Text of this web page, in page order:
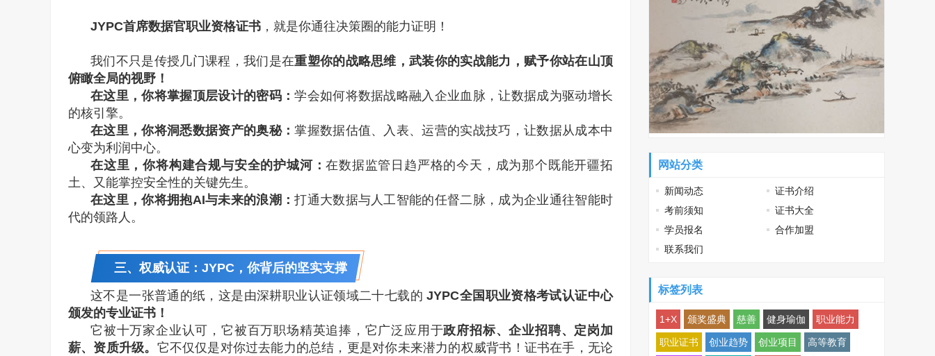
JYPC首席数据官职业资格证书 ，就是你通往决策圈的能力证明！
我们不只是传授几门课程，我们是在重塑你的战略思维，武装你的实战能力，赋予你站在山顶
俯瞰全局的视野！
在这里，你将掌握顶层设计的密码：学会如何将数据战略融入企业血脉，让数据成为驱动增长
的核引擎。
在这里，你将洞悉数据资产的奥秘：掌握数据估值、入表、运营的实战技巧，让数据从成本中
心变为利润中心。
在这里，你将构建合规与安全的护城河：在数据监管日趋严格的今天，成为那个既能开疆拓
土、又能掌控安全性的关键先生。
在这里，你将拥抱AI与未来的浪潮：打通大数据与人工智能的任督二脉，成为企业通往智能时
代的领路人。
三、权威认证：JYPC，你背后的坚实支撑
这不是一张普通的纸，这是由深耕职业认证领域二十七载的JYPC全国职业资格考试认证中心
颁发的专业证书！
它被十万家企业认可，它被百万职场精英追捧，它广泛应用于政府招标、企业招聘、定岗加
薪、资质升级。 它不仅仅是对你过去能力的总结，更是对你未来潜力的权威背书！证书在手，无论
网站分类
新闻动态
证书介绍
考前须知
证书大全
学员报名
合作加盟
联系我们
标签列表
1+X 颁奖盛典 慈善 健身瑜伽 职业能力
职业证书 创业趋势 创业项目 高等教育